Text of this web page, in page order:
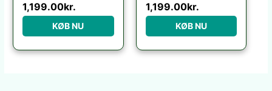
1,199.00kr.
KØB NU
1,199.00kr.
KØB NU